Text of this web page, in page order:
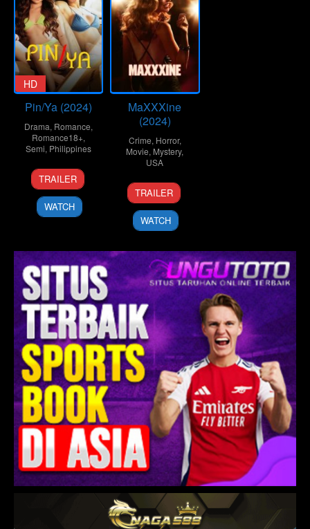
HD
Pin/Ya (2024)
Drama, Romance,
Romance18+,
Semi, Philippines
6
Dec
2024
Omar
Deroca
TRAILER
WATCH
MaXXXine
(2024)
Crime, Horror,
Movie, Mystery,
USA
4
Jul
2024
Ti
West
TRAILER
WATCH